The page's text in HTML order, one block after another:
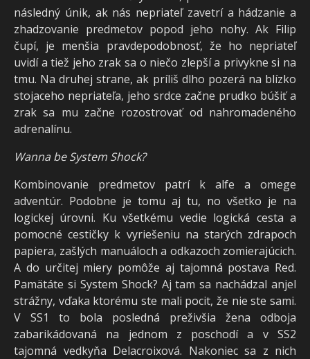
následný únik, ak nás nepriateľ zavetrí a hádzanie a
zhadzovanie predmetov popod jeho nohy. Ak Filip
čupí, je menšia pravdepodobnosť, že ho nepriateľ
uvidí a tiež jeho zrak sa o niečo zlepší a privykne si na
tmu. Na druhej strane, ak príliš dlho pozerá na blízko
stojaceho nepriateľa, jeho srdce začne prudko búšiť a
zrak sa mu začne rozostrovať od nahromadeného
adrenalínu.
Wanna be System Shock?
Kombinovanie predmetov patrí k alfe a omege
adventúr. Podobne je tomu aj tu, no všetko je na
logickej úrovni. Ku všetkému vedie logická cesta a
pomocné cestičky k vyriešeniu na starých zdrapoch
papiera, zašlých manuáloch a odkazoch zomierajúcich.
A do určitej miery pomôže aj tajomná postava Red.
Pamätáte si System Shock? Aj tam sa nachádzal anjel
strážny, vďaka ktorému ste mali pocit, že nie ste sami.
V SS1 to bola posledná preživšia žena odboja
zabarikádovaná na jednom z poschodí a v SS2
tajomná vedkyňa Delacroixová. Nakoniec sa z nich